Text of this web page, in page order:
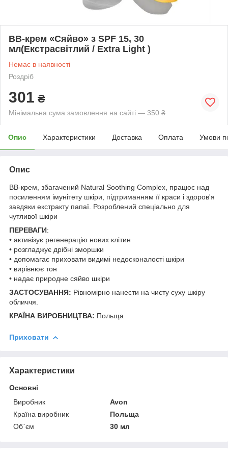
ВВ-крем «Сяйво» з SPF 15, 30
мл(Екстрасвітлий / Extra Light )
Немає в наявності
Роздріб
301 ₴
Мінімальна сума замовлення на сайті — 350 ₴
Опис Характеристики Доставка Оплата Умови
Опис
ВВ-крем, збагачений Natural Soothing Complex, працює над
посиленням імунітету шкіри, підтриманням її краси і здоров'я
завдяки екстракту папаї. Розроблений спеціально для
чутливої шкіри
ПЕРЕВАГИ:
• активізує регенерацію нових клітин
• розгладжує дрібні зморшки
• допомагає приховати видимі недосконалості шкіри
• вирівнює тон
• надає природне сяйво шкіри
ЗАСТОСУВАННЯ: Рівномірно нанести на чисту суху шкіру
обличчя.
КРАЇНА ВИРОБНИЦТВА: Польща
Приховати
Характеристики
Основні
Виробник
Avon
Країна виробник
Польща
Об`єм
30 мл